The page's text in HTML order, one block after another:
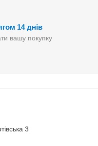
14 днів
вашу покупку
3